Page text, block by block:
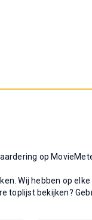
op
Wij hebben op
toplijst bekijken?